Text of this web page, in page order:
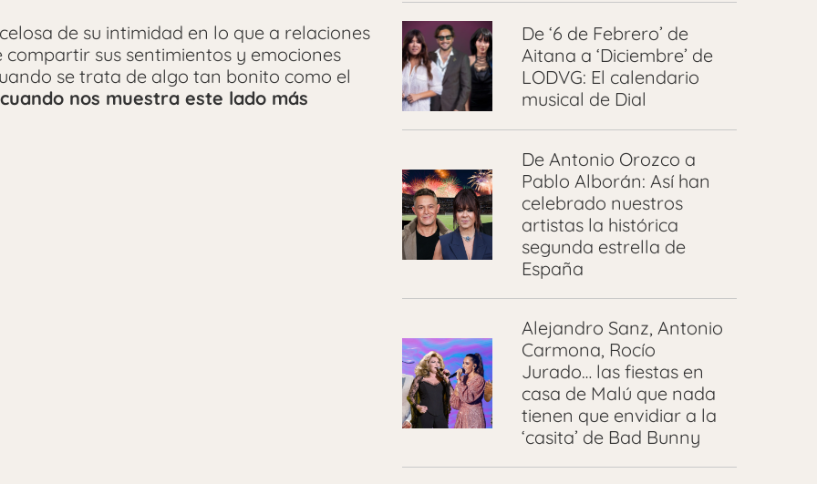
de su intimidad en lo que a relaciones
sus sentimientos y emociones
se trata de algo tan bonito como el
nos muestra este lado más
De ‘6 de Febrero’ de
Aitana a ‘Diciembre’ de
LODVG: El calendario
musical de Dial
De Antonio Orozco a
Pablo Alborán: Así han
celebrado nuestros
artistas la histórica
segunda estrella de
España
Alejandro Sanz, Antonio
Carmona, Rocío
Jurado… las fiestas en
casa de Malú que nada
tienen que envidiar a la
‘casita’ de Bad Bunny